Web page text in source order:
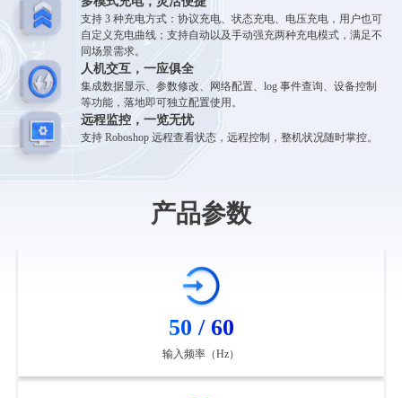
支持 3 种充电方式：协议充电、状态充电、电压充电，用户也可
自定义充电曲线；支持自动以及手动强充两种充电模式，满足不
同场景需求。
人机交互，一应俱全
集成数据显示、参数修改、网络配置、log 事件查询、设备控制
等功能，落地即可独立配置使用。
远程监控，一览无忧
支持 Roboshop 远程查看状态，远程控制，整机状况随时掌控。
产品参数
50 / 60
输入频率（Hz）